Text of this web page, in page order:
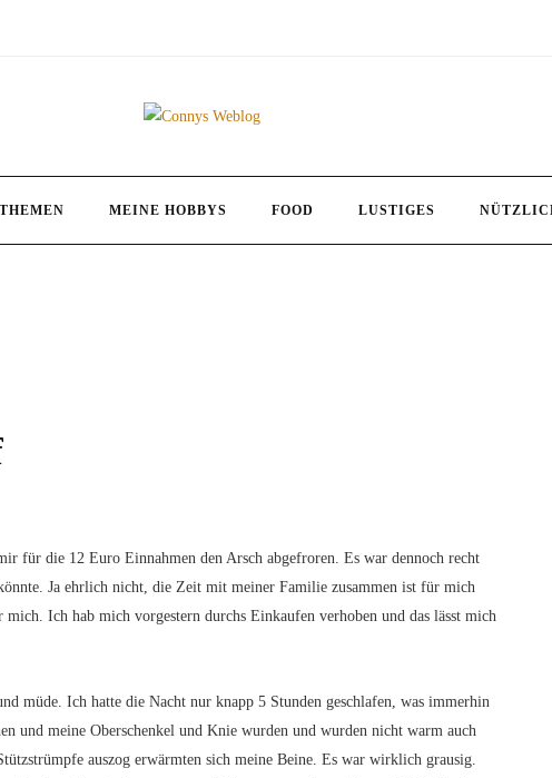
MEINE HOBBYS FOOD LUSTIGES
für die 12 Euro Einnahmen den Arsch abgefroren. Es war dennoch recht
Ja ehrlich nicht, die Zeit mit meiner Familie zusammen ist für mich
Ich hab mich vorgestern durchs Einkaufen verhoben und das lässt mich
müde. Ich hatte die Nacht nur knapp 5 Stunden geschlafen, was immerhin
und meine Oberschenkel und Knie wurden und wurden nicht warm auch
auszog erwärmten sich meine Beine. Es war wirklich grausig.